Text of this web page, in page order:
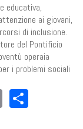
educativa,
ai giovani,
di inclusione.
del Pontificio
operaia
i problemi sociali
Email